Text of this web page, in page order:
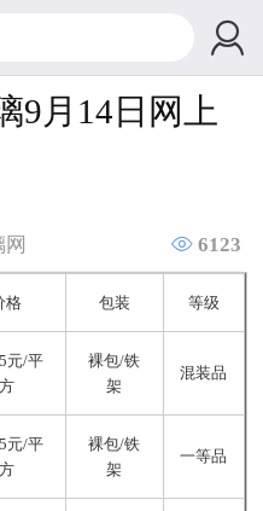

9月14日网上
 6123
格 包装 等级
元/平
方
裸包/铁
架
混装品
元/平
方
裸包/铁
架
一等品